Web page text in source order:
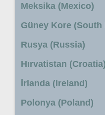
Meksika (Mexico)
Güney Kore (South
Rusya (Russia)
Hırvatistan (Croatia)
İrlanda (Ireland)
Polonya (Poland)